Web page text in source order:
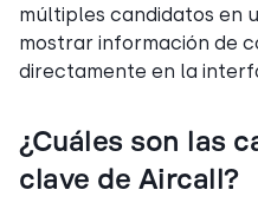
múltiples candidatos en
mostrar información de
directamente en la
¿Cuáles son las
clave de Aircall?